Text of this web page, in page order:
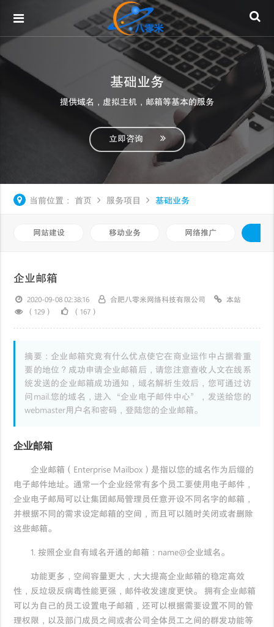
基础业务
提供域名，虚拟主机，邮箱等基本的服务
立即咨询
当前位置： 首页 服务项目 基础业务
网站建设 移动业务 网络推广
企业邮箱
2020-09-08 02:38:16 合肥八零米网络科技有限公司
本站
（129）
（167）
摘要：企业邮箱究竟有什么优点使它在商业运作中占据着重
要的地位？成功申请企业邮箱后，请您注意查收人文在线系
统发送的企业邮箱成功通知，域名解析生效后，您可通过访
问mail.您的域名，进入“企业电子邮件中心”，发送给您的
webmaster用户名和密码，登陆您的企业邮箱。
企业邮箱
企业邮箱（Enterprise Mailbox）是指以您的域名作为后缀的
电子邮件地址。通常一个企业经常有多个员工要使用电子邮件，
企业电子邮局可以让集团邮局管理员任意开设不同名字的邮箱，
并根据不同的需求设定邮箱的空间，而且可以随时关闭或者删除
这些邮箱。
1. 按照企业自有域名开通的邮箱：name@企业域名。
功能更多，空间容量更大，大大提高企业邮箱的稳定高效
性，反垃圾反病毒性能更强，邮件收发速度更快。 拥有企业邮箱
可以为自己的员工设置电子邮箱，还可以根据需要设置不同的管
理权限，以及部门成员之间或者公司全体员工之间的群发功能等